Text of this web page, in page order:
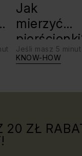
Jak
mierzyć
Jeśli masz 5 minut
KNOW-HOW
20 ZŁ